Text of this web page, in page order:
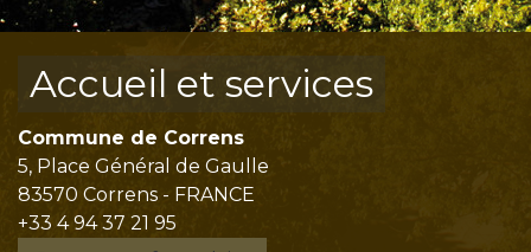
Accueil et services
Commune de Correns
5, Place Général de Gaulle
83570 Correns - FRANCE
+33 4 94 37 21 95